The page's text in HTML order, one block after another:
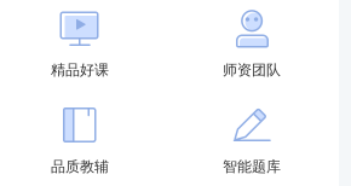
和国宪法、法律、法规，具有良
德品行，具备下列条件之一者，
注册安全工程师职业资格考试：
相关专业大学专科学历，从事
精品好课 师资团队
品质教辅 智能题库